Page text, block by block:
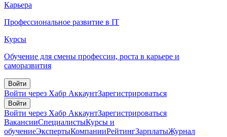
Карьера
Профессиональное развитие в IT
Курсы
Обучение для смены профессии, роста в карьере и
саморазвития
Войти
Войти через Хабр АккаунтЗарегистрироваться
Войти
Войти через Хабр АккаунтЗарегистрироваться
ВакансииСпециалистыКурсы и
обучениеЭкспертыКомпанииРейтингЗарплатыЖурнал